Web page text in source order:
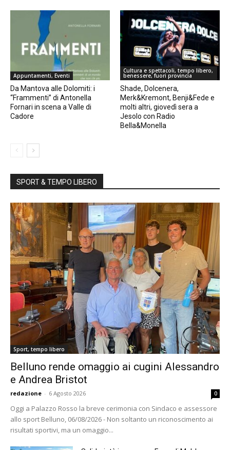
Appuntamenti, Eventi
Da Mantova alle Dolomiti: i
“Frammenti” di Antonella
Fornari in scena a Valle di
Cadore
Cultura e spettacoli, tempo libero,
benessere, fuori provincia
Shade, Dolcenera,
Merk&Kremont, Benji&Fede e
molti altri, giovedì sera a
Jesolo con Radio
Bella&Monella
SPORT & TEMPO LIBERO
Sport, tempo libero
Belluno rende omaggio ai cugini Alessandro
e Andrea Bristot
redazione - 6 Agosto 2026 0
Oggi a Palazzo Rosso la breve cerimonia con Sindaco e assessore
allo sport Belluno, 06/08/2026 - Non soltanto un riconoscimento ai
risultati sportivi, ma un omaggio...